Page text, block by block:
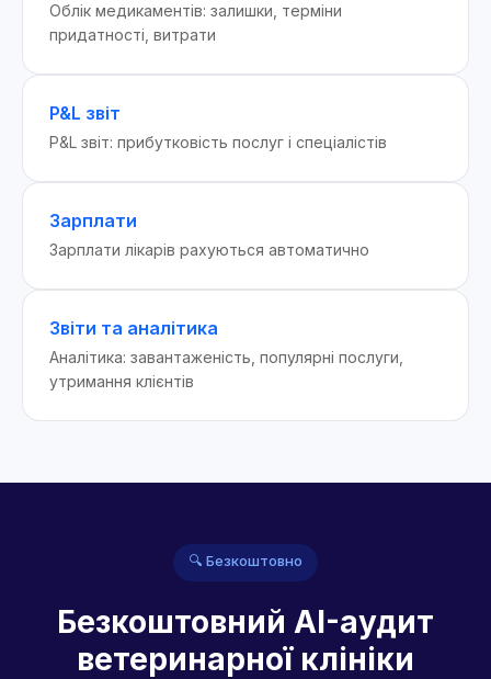
Облік медикаментів: залишки, терміни
придатності, витрати
P&L звіт
P&L звіт: прибутковість послуг і спеціалістів
Зарплати
Зарплати лікарів рахуються автоматично
Звіти та аналітика
Аналітика: завантаженість, популярні послуги,
утримання клієнтів
🔍 Безкоштовно
Безкоштовний AI-аудит
ветеринарної клініки